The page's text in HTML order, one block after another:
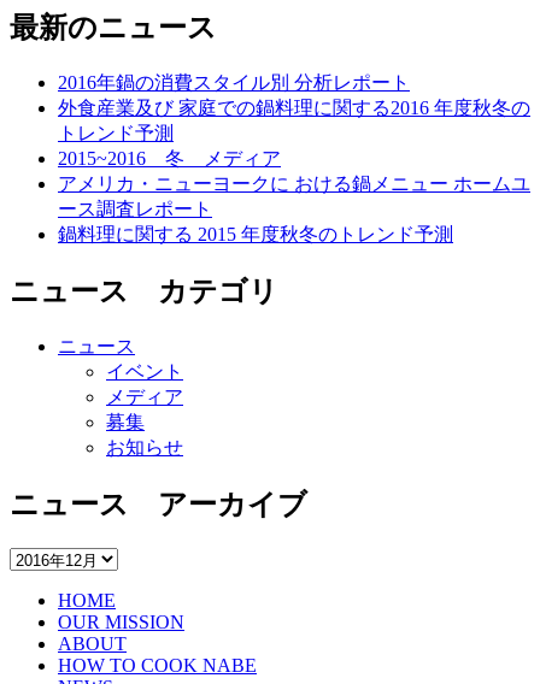
最新のニュース
2016年鍋の消費スタイル別 分析レポート
外食産業及び 家庭での鍋料理に関する2016 年度秋冬の
トレンド予測
2015~2016 冬 メディア
アメリカ・ニューヨークに おける鍋メニュー ホームユ
ース調査レポート
鍋料理に関する 2015 年度秋冬のトレンド予測
ニュース カテゴリ
ニュース
イベント
メディア
募集
お知らせ
ニュース アーカイブ
ニ
HOME
OUR MISSION
ABOUT
HOW TO COOK NABE